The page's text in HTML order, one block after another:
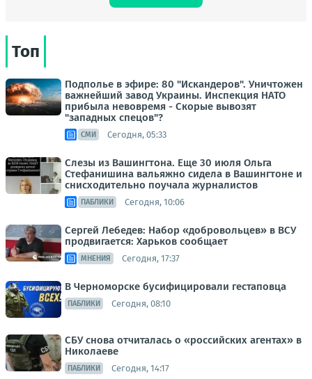
Топ
Подполье в эфире: 80 "Искандеров". Уничтожен
важнейший завод Украины. Инспекция НАТО
прибыла невовремя - Скорые вывозят
"западных спецов"?
СМИ Сегодня, 05:33
Слезы из Вашингтона. Еще 30 июля Ольга
Стефанишина вальяжно сидела в Вашингтоне и
снисходительно поучала журналистов
ПАБЛИКИ Сегодня, 10:06
Сергей Лебедев: Набор «добровольцев» в ВСУ
продвигается: Харьков сообщает
МНЕНИЯ Сегодня, 17:37
В Черноморске бусифицировали гестаповца
ПАБЛИКИ Сегодня, 08:10
СБУ снова отчиталась о «российских агентах» в
Николаеве
ПАБЛИКИ Сегодня, 14:17